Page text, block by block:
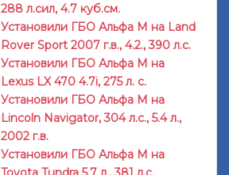
288 л.сил, 4.7 куб.см.
Установили ГБО Альфа М на Land
Rover Sport 2007 г.в., 4.2., 390 л.с.
Установили ГБО Альфа М на
Lexus LX 470 4.7i, 275 л. с.
Установили ГБО Альфа М на
Lincoln Navigator, 304 л.с., 5.4 л.,
2002 г.в.
Установили ГБО Альфа М на